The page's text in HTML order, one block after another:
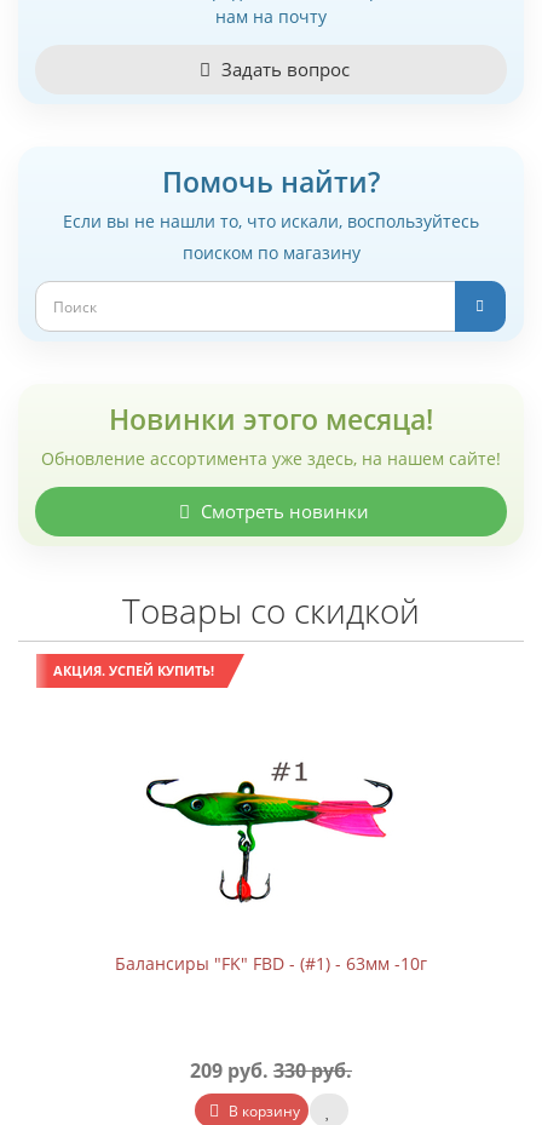
нам на почту
Задать вопрос
Помочь найти?
Если вы не нашли то, что искали, воспользуйтесь
поиском по магазину
Новинки этого месяца!
Обновление ассортимента уже здесь, на нашем сайте!
Смотреть новинки
Товары со скидкой
АКЦИЯ. УСПЕЙ КУПИТЬ!
Балансиры "FK" FBD - (#1) - 63мм -10г
209 руб. 330 руб.
В корзину